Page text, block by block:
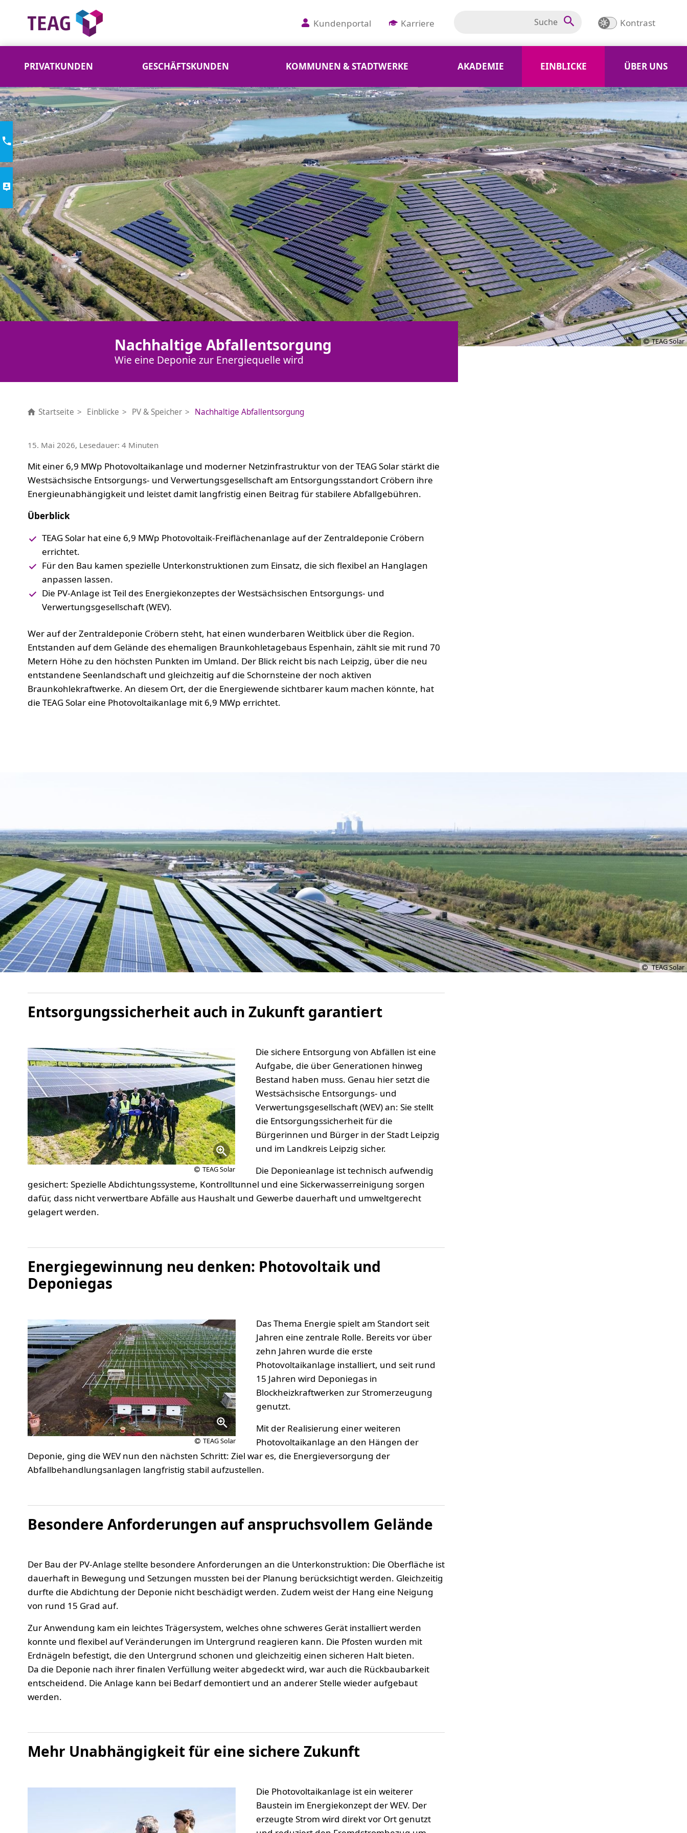
Kundenportal Karriere Kontrast
PRIVATKUNDEN GESCHÄFTSKUNDEN KOMMUNEN & STADTWERKE AKADEMIE EINBLICKE ÜBER UNS
TEAG Solar
Nachhaltige Abfallentsorgung
Wie eine Deponie zur Energiequelle wird
Startseite Einblicke PV & Speicher Nachhaltige Abfallentsorgung
15. Mai 2026, Lesedauer: 4 Minuten
Mit einer 6,9 MWp Photovoltaikanlage und moderner Netzinfrastruktur von der TEAG Solar stärkt die
Westsächsische Entsorgungs- und Verwertungsgesellschaft am Entsorgungsstandort Cröbern ihre
Energieunabhängigkeit und leistet damit langfristig einen Beitrag für stabilere Abfallgebühren.
Überblick
TEAG Solar hat eine 6,9 MWp Photovoltaik-Freiflächenanlage auf der Zentraldeponie Cröbern
errichtet.
Für den Bau kamen spezielle Unterkonstruktionen zum Einsatz, die sich flexibel an Hanglagen
anpassen lassen.
Die PV-Anlage ist Teil des Energiekonzeptes der Westsächsischen Entsorgungs- und
Verwertungsgesellschaft (WEV).
Wer auf der Zentraldeponie Cröbern steht, hat einen wunderbaren Weitblick über die Region.
Entstanden auf dem Gelände des ehemaligen Braunkohletagebaus Espenhain, zählt sie mit rund 70
Metern Höhe zu den höchsten Punkten im Umland. Der Blick reicht bis nach Leipzig, über die neu
entstandene Seenlandschaft und gleichzeitig auf die Schornsteine der noch aktiven
Braunkohlekraftwerke. An diesem Ort, der die Energiewende sichtbarer kaum machen könnte, hat
die TEAG Solar eine Photovoltaikanlage mit 6,9 MWp errichtet.
TEAG Solar
Entsorgungssicherheit auch in Zukunft garantiert
TEAG Solar
Die sichere Entsorgung von Abfällen ist eine
Aufgabe, die über Generationen hinweg
Bestand haben muss. Genau hier setzt die
Westsächsische Entsorgungs- und
Verwertungsgesellschaft (WEV) an: Sie stellt
die Entsorgungssicherheit für die
Bürgerinnen und Bürger in der Stadt Leipzig
und im Landkreis Leipzig sicher.
Die Deponieanlage ist technisch aufwendig
gesichert: Spezielle Abdichtungssysteme, Kontrolltunnel und eine Sickerwasserreinigung sorgen
dafür, dass nicht verwertbare Abfälle aus Haushalt und Gewerbe dauerhaft und umweltgerecht
gelagert werden.
Energiegewinnung neu denken: Photovoltaik und
Deponiegas
TEAG Solar
Das Thema Energie spielt am Standort seit
Jahren eine zentrale Rolle. Bereits vor über
zehn Jahren wurde die erste
Photovoltaikanlage installiert, und seit rund
15 Jahren wird Deponiegas in
Blockheizkraftwerken zur Stromerzeugung
genutzt.
Mit der Realisierung einer weiteren
Photovoltaikanlage an den Hängen der
Deponie, ging die WEV nun den nächsten Schritt: Ziel war es, die Energieversorgung der
Abfallbehandlungsanlagen langfristig stabil aufzustellen.
Besondere Anforderungen auf anspruchsvollem Gelände
Der Bau der PV-Anlage stellte besondere Anforderungen an die Unterkonstruktion: Die Oberfläche ist
dauerhaft in Bewegung und Setzungen mussten bei der Planung berücksichtigt werden. Gleichzeitig
durfte die Abdichtung der Deponie nicht beschädigt werden. Zudem weist der Hang eine Neigung
von rund 15 Grad auf.
Zur Anwendung kam ein leichtes Trägersystem, welches ohne schweres Gerät installiert werden
konnte und flexibel auf Veränderungen im Untergrund reagieren kann. Die Pfosten wurden mit
Erdnägeln befestigt, die den Untergrund schonen und gleichzeitig einen sicheren Halt bieten.
Da die Deponie nach ihrer finalen Verfüllung weiter abgedeckt wird, war auch die Rückbaubarkeit
entscheidend. Die Anlage kann bei Bedarf demontiert und an anderer Stelle wieder aufgebaut
werden.
Mehr Unabhängigkeit für eine sichere Zukunft
Die Photovoltaikanlage ist ein weiterer
Baustein im Energiekonzept der WEV. Der
erzeugte Strom wird direkt vor Ort genutzt